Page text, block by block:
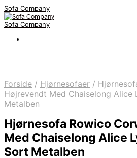
Sofa Company
Sofa Company
Forside / Hjørnesofaer /
Højrevendt Med Chaiselong Alice
Metalben
Hjørnesofa Rowico
Med Chaiselong Alice
Sort Metalben